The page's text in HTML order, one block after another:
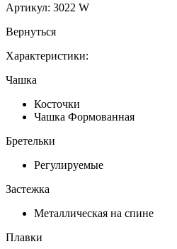
Артикул: 3022 W
Вернуться
Характеристики:
Чашка
Косточки
Чашка Формованная
Бретельки
Регулируемые
Застежка
Металлическая на спине
Плавки